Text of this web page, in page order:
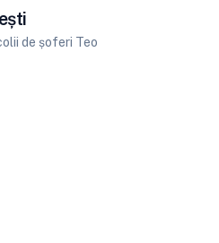
de șoferi Teo